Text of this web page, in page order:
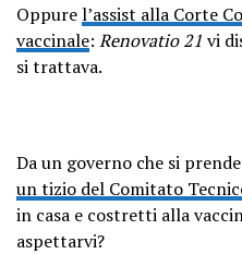
Oppurel’assist alla Corte
vaccinale: Renovatio 21 vi
si trattava.
Da un governo che si
un tizio del Comitato
in casa e costretti alla
aspettarvi?